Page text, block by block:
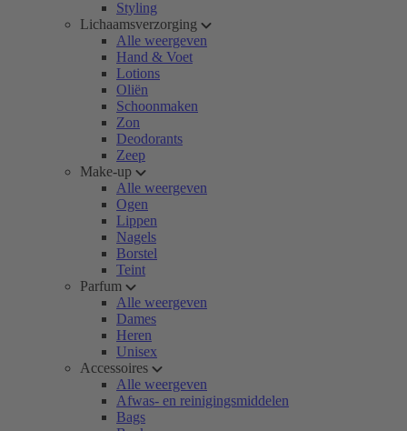
Styling
Lichaamsverzorging
Alle weergeven
Hand & Voet
Lotions
Oliën
Schoonmaken
Zon
Deodorants
Zeep
Make-up
Alle weergeven
Ogen
Lippen
Nagels
Borstel
Teint
Parfum
Alle weergeven
Dames
Heren
Unisex
Accessoires
Alle weergeven
Afwas- en reinigingsmiddelen
Bags